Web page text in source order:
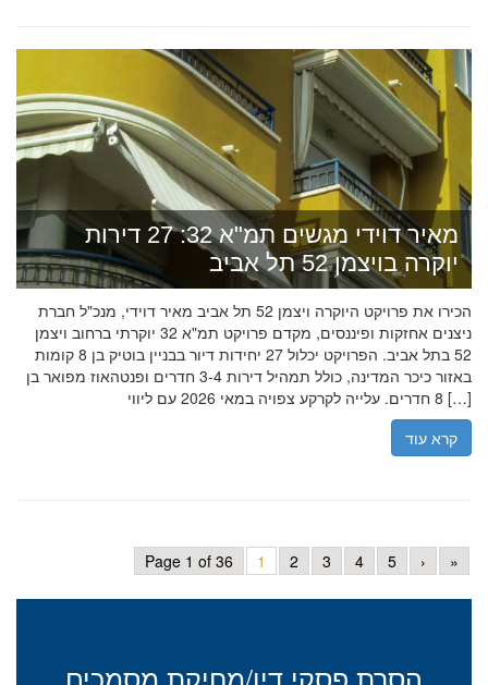
מאיר דוידי מגשים תמ"א 32: 27 דירות
יוקרה בויצמן 52 תל אביב
הכירו את פרויקט היוקרה ויצמן 52 תל אביב מאיר דוידי, מנכ"ל חברת
ניצנים אחזקות ופיננסים, מקדם פרויקט תמ"א 32 יוקרתי ברחוב ויצמן
52 בתל אביב. הפרויקט יכלול 27 יחידות דיור בבניין בוטיק בן 8 קומות
באזור כיכר המדינה, כולל תמהיל דירות 3-4 חדרים ופנטהאוז מפואר בן
8 חדרים. עלייה לקרקע צפויה במאי 2026 עם ליווי […]
קרא עוד
Page 1 of 36 1 2 3 4 5 › »